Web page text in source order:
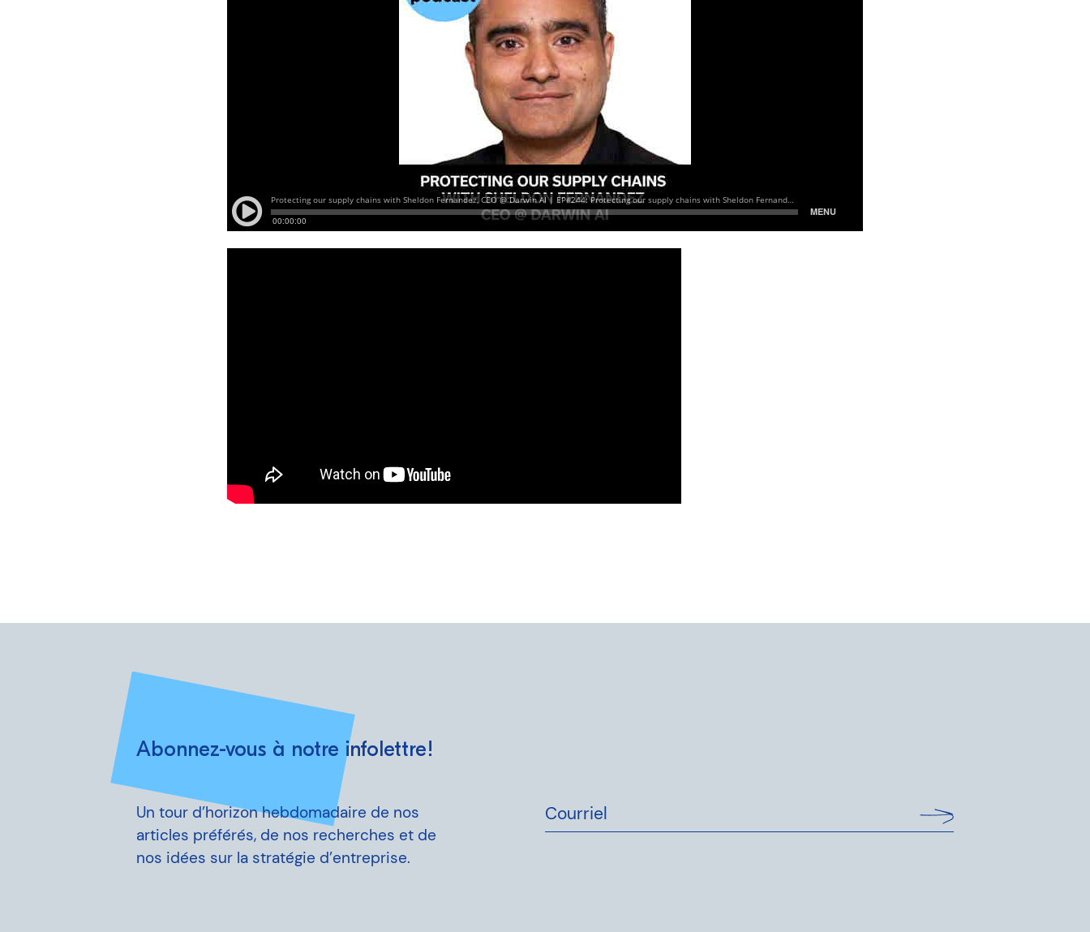
Abonnez-vous à notre infolettre!
Un tour d’horizon hebdomadaire de nos
articles préférés, de nos recherches et de
nos idées sur la stratégie d’entreprise.
Courriel